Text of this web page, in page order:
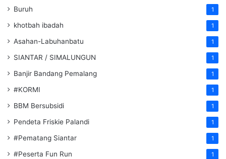
Buruh 1
khotbah ibadah 1
Asahan-Labuhanbatu 1
SIANTAR / SIMALUNGUN 1
Banjir Bandang Pemalang 1
#KORMI 1
BBM Bersubsidi 1
Pendeta Friskie Palandi 1
#Pematang Siantar 1
#Peserta Fun Run 1